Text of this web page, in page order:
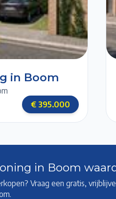
in Boom
€ 395.000
in Boom
Vraag een gratis,